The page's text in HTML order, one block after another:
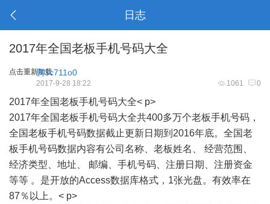
日志
2017年全国老板手机号码大全
点击重新加载腾3c711o0
1061 0
2017-9-28 18:22
2017年全国老板手机号码大全< p>
2017年全国老板手机号码大全共400多万个老板手机号码，
全国老板手机号码数据截止更新日期到2016年底。全国老
板手机号码数据内容有公司名称、老板姓名、 经营范围、
经济类型、地址、 邮编、手机号码、注册日期、注册资金
等等 。是开放的Access数据库格式，1张光盘。有效率在
87％以上。< p>